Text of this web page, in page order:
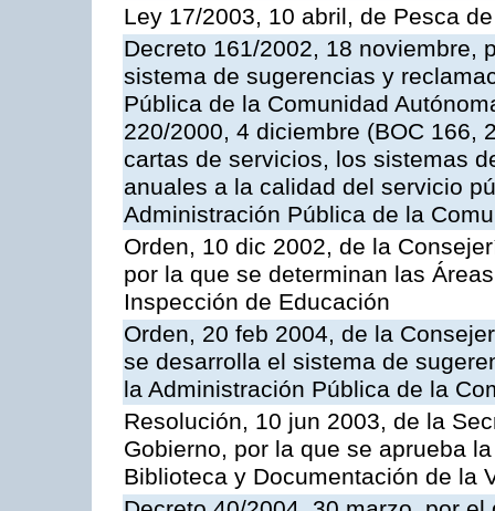
Ley 17/2003, 10 abril, de Pesca
Decreto 161/2002, 18 noviembre,
sistema de sugerencias y
Pública de la Comunidad
220/2000, 4 diciembre (BOC 166,
cartas de servicios, los sistemas
anuales a la calidad del servicio
Administración Pública de la
Orden, 10 dic 2002, de la
por la que se determinan las
Inspección de Educación
Orden, 20 feb 2004, de la
se desarrolla el sistema de
la Administración Pública de la
Resolución, 10 jun 2003, de la
Gobierno, por la que se aprueba
Biblioteca y Documentación de la